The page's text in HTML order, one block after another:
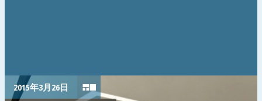
2015年3月26日